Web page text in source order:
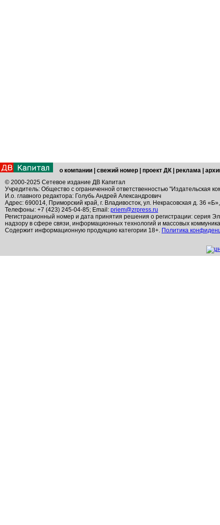
о компании свежий номер проект ДК реклама
© 2000-2025 Сетевое издание ДВ Капитал
Учредитель: Общество с ограниченной ответственностью "Издательская
И.о. главного редактора: Голубь Андрей Александрович
Адрес: 690014, Приморский край, г. Владивосток, ул. Некрасовская д. 36
Телефоны: +7 (423) 245-04-85; Email: priem@zrpress.ru
Регистрационный номер и дата принятия решения о регистрации: серия
надзору в сфере связи, информационных технологий и массовых
Содержит информационную продукцию категории 18+. Политика